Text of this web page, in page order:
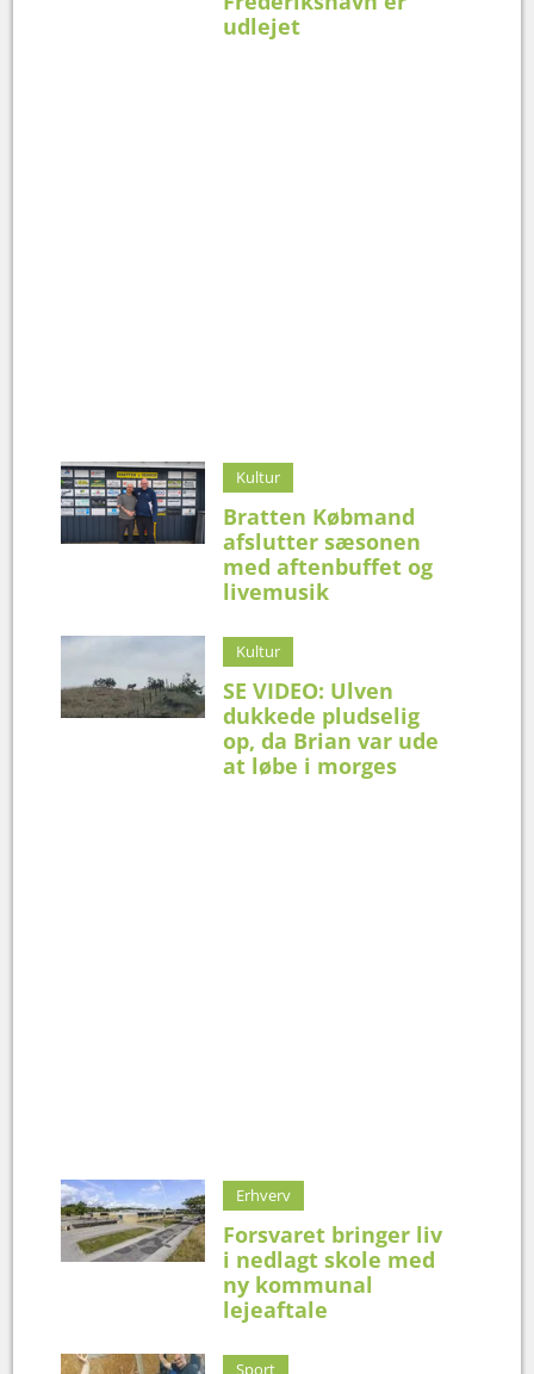
udlejet
Kultur
Bratten Købmand
afslutter sæsonen
med aftenbuffet og
livemusik
Kultur
SE VIDEO: Ulven
dukkede pludselig
op, da Brian var ude
at løbe i morges
Erhverv
Forsvaret bringer liv
i nedlagt skole med
ny kommunal
lejeaftale
Sport